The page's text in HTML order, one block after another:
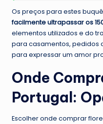
Os preços para estes
facilmente ultrapassar os
elementos utilizados e do
para casamentos, pedidos
para expressar um amor
Onde
Portugal:
Escolher onde comprar